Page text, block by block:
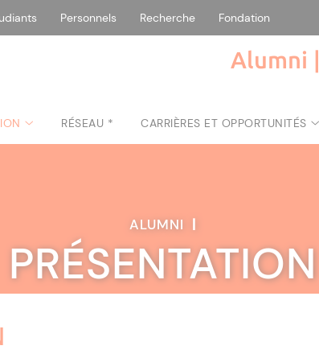
Personnels Recherche Fondation
Alumni |
RÉSEAU * CARRIÈRES ET OPPORTUNITÉS
ALUMNI |
PRÉSENTATION